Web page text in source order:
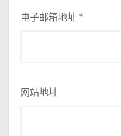
电子邮箱地址 *
网站地址